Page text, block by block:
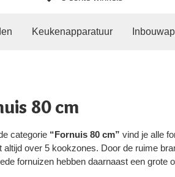
Keukenapparatuur
80 cm
categorie “Fornuis 80 cm” vind je alle
altijd over 5 kookzones. Door de ruime
fornuizen hebben daarnaast een grote